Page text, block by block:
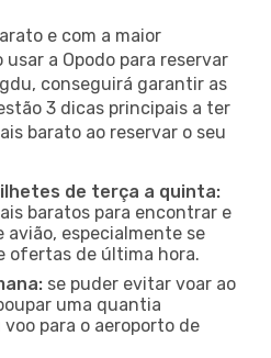
e com a maior
a Opodo para reservar
conseguirá garantir as
3 dicas principais a ter
barato ao reservar o seu
de terça a quinta:
baratos para encontrar e
avião, especialmente se
ofertas de última hora.
se puder evitar voar ao
uma quantia
para o aeroporto de